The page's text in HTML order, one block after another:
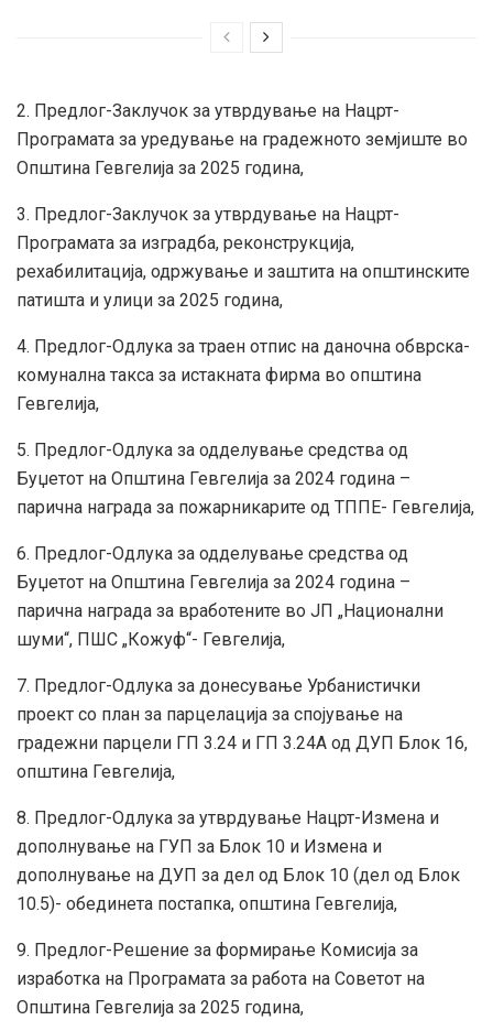
2. Предлог-Заклучок за утврдување на Нацрт-
Програмата за уредување на градежното земјиште во
Општина Гевгелија за 2025 година,
3. Предлог-Заклучок за утврдување на Нацрт-
Програмата за изградба, реконструкција,
рехабилитација, одржување и заштита на општинските
патишта и улици за 2025 година,
4. Предлог-Одлука за траен отпис на даночна обврска-
комунална такса за истакната фирма во општина
Гевгелија,
5. Предлог-Одлука за одделување средства од
Буџетот на Општина Гевгелија за 2024 година –
парична награда за пожарникарите од ТППЕ- Гевгелија,
6. Предлог-Одлука за одделување средства од
Буџетот на Општина Гевгелија за 2024 година –
парична награда за вработените во ЈП „Национални
шуми“, ПШС „Кожуф“- Гевгелија,
7. Предлог-Одлука за донесување Урбанистички
проект со план за парцелација за спојување на
градежни парцели ГП 3.24 и ГП 3.24А од ДУП Блок 16,
општина Гевгелија,
8. Предлог-Одлука за утврдување Нацрт-Измена и
дополнување на ГУП за Блок 10 и Измена и
дополнување на ДУП за дел од Блок 10 (дел од Блок
10.5)- обединета постапка, општина Гевгелија,
9. Предлог-Решение за формирање Комисија за
изработка на Програмата за работа на Советот на
Општина Гевгелија за 2025 година,